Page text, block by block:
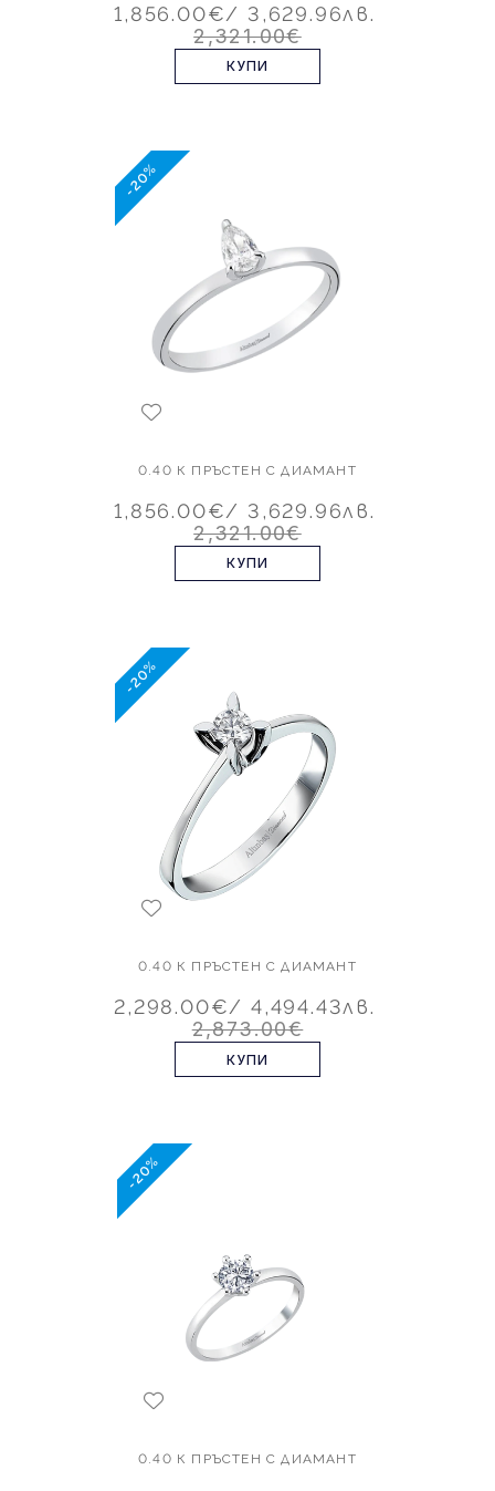
1,856.00€/ 3,629.96лв.
2,321.00€
КУПИ
-20%
0.40 К ПРЪСТЕН С ДИАМАНТ
1,856.00€/ 3,629.96лв.
2,321.00€
КУПИ
-20%
0.40 К ПРЪСТЕН С ДИАМАНТ
2,298.00€/ 4,494.43лв.
2,873.00€
КУПИ
-20%
0.40 К ПРЪСТЕН С ДИАМАНТ